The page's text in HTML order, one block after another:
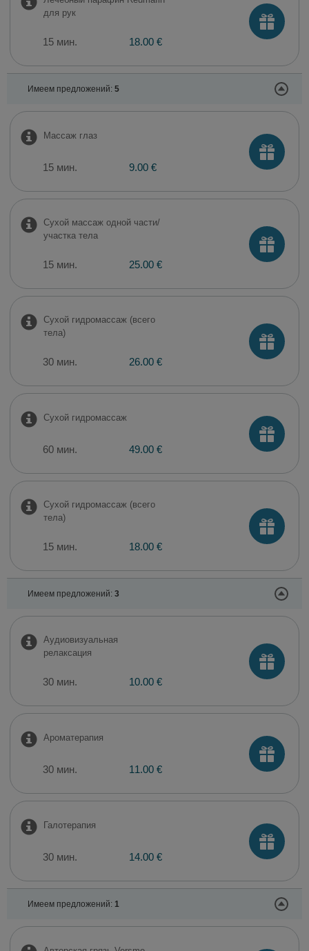
для рук
15 мин. 18.00 €
Имеем предложений: 5
Массаж глаз
15 мин. 9.00 €
Сухой массаж одной части/
участка тела
15 мин. 25.00 €
Сухой гидромассаж (всего
тела)
30 мин. 26.00 €
Сухой гидромассаж
60 мин. 49.00 €
Сухой гидромассаж (всего
тела)
15 мин. 18.00 €
Имеем предложений: 3
Аудиовизуальная
релаксация
30 мин. 10.00 €
Ароматерапия
30 мин. 11.00 €
Галотерапия
30 мин. 14.00 €
Имеем предложений: 1